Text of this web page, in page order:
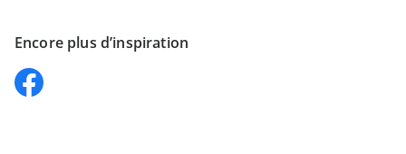
Encore plus d’inspiration